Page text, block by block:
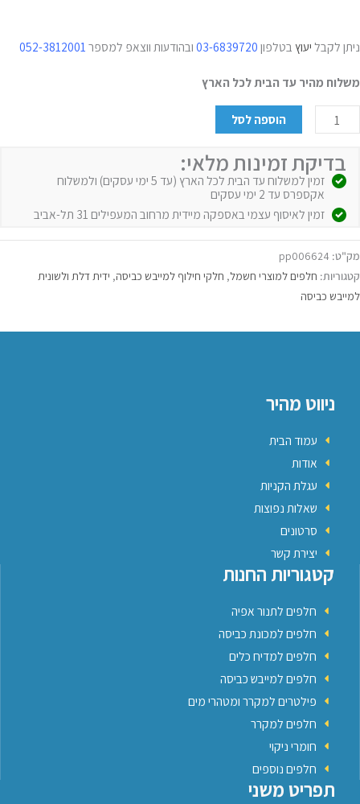
ניתן לקבל יעוץ בטלפון 03-6839720 ובהודעות ווצאפ למספר 052-3812001
משלוח מהיר עד הבית לכל הארץ
הוספה לסל
בדיקת זמינות מלאי:
זמין למשלוח עד הבית לכל הארץ (עד 5 ימי עסקים) ולמשלוח
אקספרס עד 2 ימי עסקים
זמין לאיסוף עצמי באספקה מיידית מרחוב המעפילים 31 תל-אביב
מק"ט: pp006624
קטגוריות: חלפים למוצרי חשמל, חלקי חילוף למייבש כביסה, ידית דלת ולשונית
למייבש כביסה
ניווט מהיר
עמוד הבית
אודות
עגלת הקניות
שאלות נפוצות
סרטונים
יצירת קשר
קטגוריות החנות
חלפים לתנור אפיה
חלפים למכונת כביסה
חלפים למדיח כלים
חלפים למייבש כביסה
פילטרים למקרר ומטהרי מים
חלפים למקרר
חומרי ניקוי
חלפים נוספים
תפריט משני